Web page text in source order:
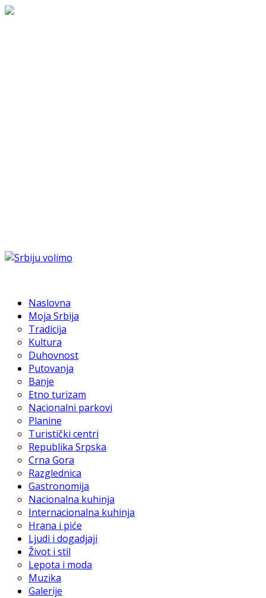
Naslovna
Moja Srbija
Tradicija
Kultura
Duhovnost
Putovanja
Banje
Etno turizam
Nacionalni parkovi
Planine
Turistički centri
Republika Srpska
Crna Gora
Razglednica
Gastronomija
Nacionalna kuhinja
Internacionalna kuhinja
Hrana i piće
Ljudi i dogadjaji
Život i stil
Lepota i moda
Muzika
Galerije